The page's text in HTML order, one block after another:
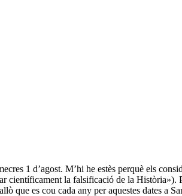
1 d’agost. M’hi he estès perquè els
la falsificació de la Història»).
que es cou cada any per aquestes dates a